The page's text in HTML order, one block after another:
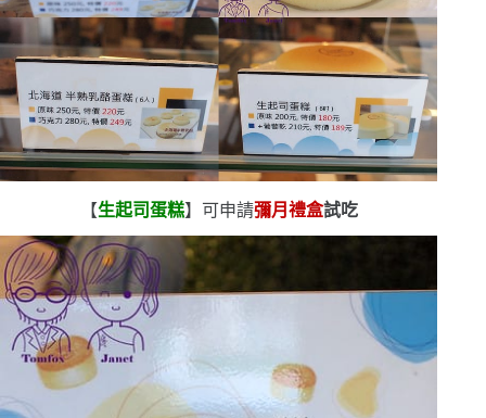
【生起司蛋糕】可申請彌月禮盒試吃